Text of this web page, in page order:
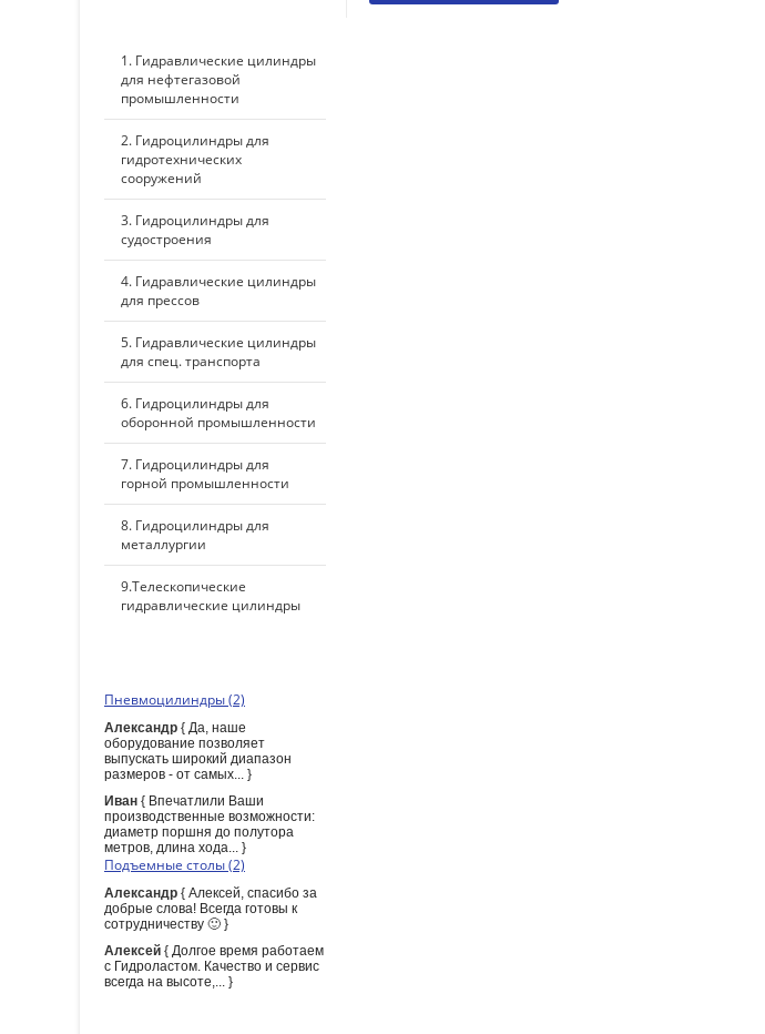
1. Гидравлические цилиндры
для нефтегазовой
промышленности
2. Гидроцилиндры для
гидротехнических
сооружений
3. Гидроцилиндры для
судостроения
4. Гидравлические цилиндры
для прессов
5. Гидравлические цилиндры
для спец. транспорта
6. Гидроцилиндры для
оборонной промышленности
7. Гидроцилиндры для
горной промышленности
8. Гидроцилиндры для
металлургии
9.Телескопические
гидравлические цилиндры
Пневмоцилиндры (2)
Александр { Да, наше
оборудование позволяет
выпускать широкий диапазон
размеров - от самых... }
Иван { Впечатлили Ваши
производственные возможности:
диаметр поршня до полутора
метров, длина хода... }
Подъемные столы (2)
Александр { Алексей, спасибо за
добрые слова! Всегда готовы к
сотрудничеству 🙂 }
Алексей { Долгое время работаем
с Гидроластом. Качество и сервис
всегда на высоте,... }